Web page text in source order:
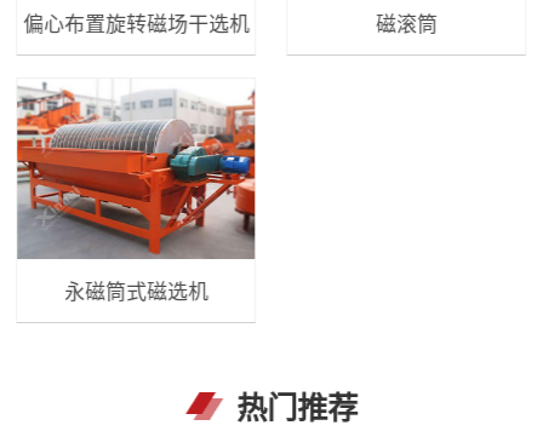
偏心布置旋转磁场干选机 磁滚筒
永磁筒式磁选机
热门推荐